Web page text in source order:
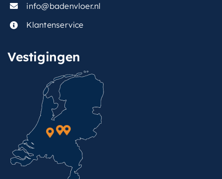
info@badenvloer.nl
Klantenservice
Vestigingen